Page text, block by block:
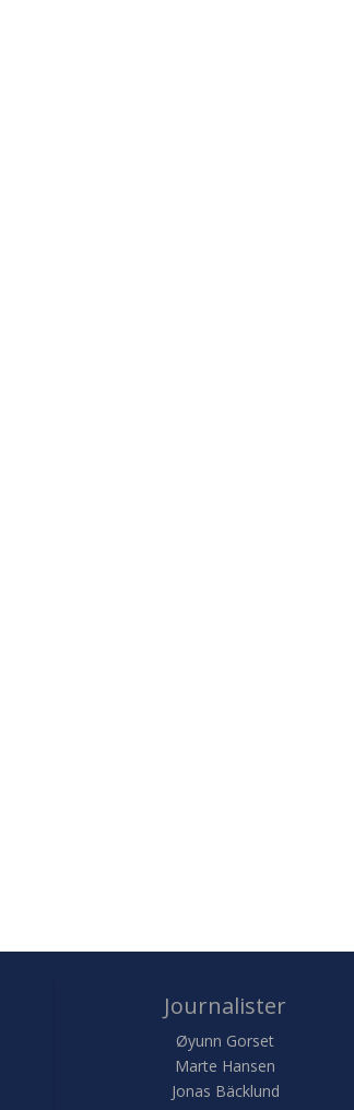
Journalister
Øyunn Gorset
Marte Hansen
Jonas Bäcklund